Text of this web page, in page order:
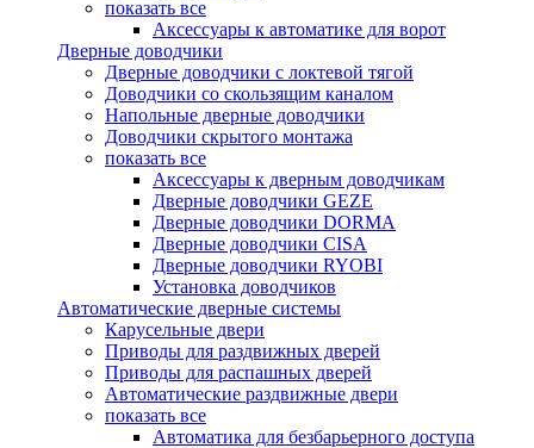
показать все
Аксессуары к автоматике для ворот
Дверные доводчики
Дверные доводчики с локтевой тягой
Доводчики со скользящим каналом
Напольные дверные доводчики
Доводчики скрытого монтажа
показать все
Аксессуары к дверным доводчикам
Дверные доводчики GEZE
Дверные доводчики DORMA
Дверные доводчики CISA
Дверные доводчики RYOBI
Установка доводчиков
Автоматические дверные системы
Карусельные двери
Приводы для раздвижных дверей
Приводы для распашных дверей
Автоматические раздвижные двери
показать все
Автоматика для безбарьерного доступа